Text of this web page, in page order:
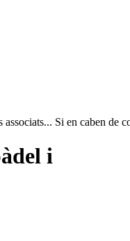
Si en caben de
i